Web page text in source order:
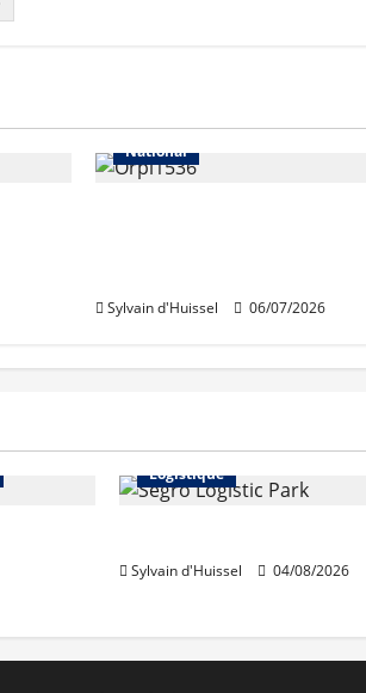
National
Sylvain d'Huissel 06/07/2026
Logistique
Sylvain d'Huissel 04/08/2026